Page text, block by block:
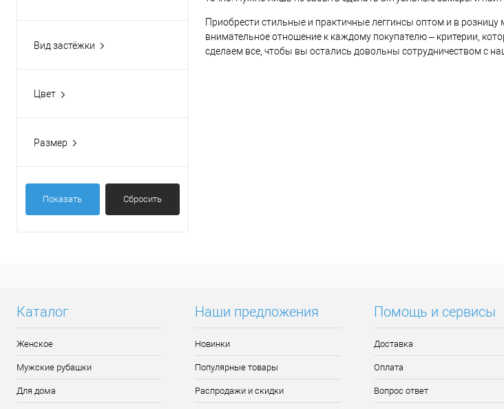
Вид застёжки
Цвет
Размер
30
Показать Сбросить
Приобрести стильные и практичные леггинсы оптом и в
внимательное отношение к каждому покупателю – критерии,
сделаем все, чтобы вы остались довольны сотрудничеством с
Каталог
Женское
Мужские рубашки
Для дома
Наши предложения
Новинки
Популярные товары
Распродажи и скидки
Помощь и сервисы
Доставка
Оплата
Вопрос ответ